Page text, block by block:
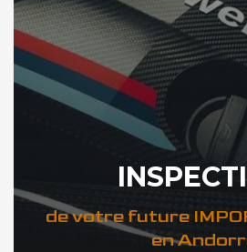
de votre future
en